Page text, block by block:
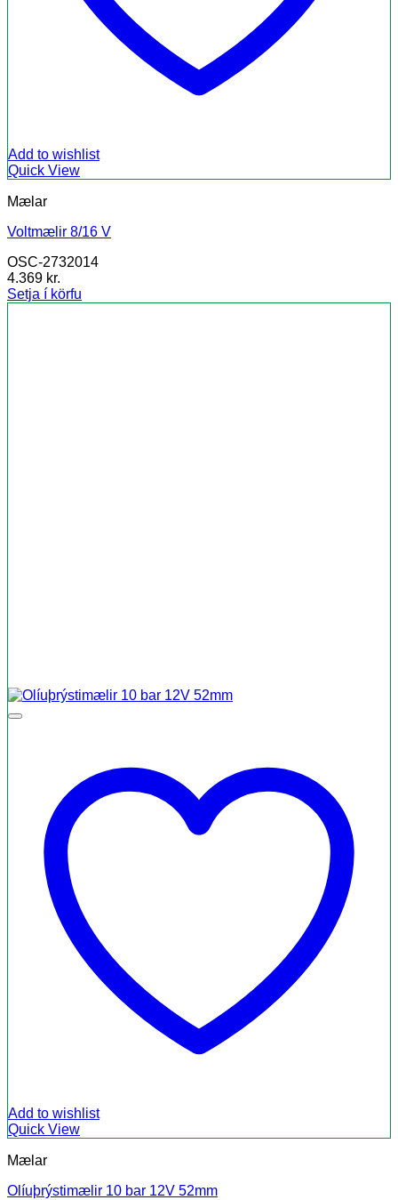
Add to wishlist
Quick View
Mælar
Voltmælir 8/16 V
OSC-2732014
4.369 kr.
Setja í körfu
Add to wishlist
Quick View
Mælar
Olíuþrýstimælir 10 bar 12V 52mm